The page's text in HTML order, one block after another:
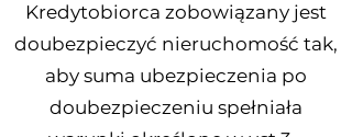
Kredytobiorca zobowiązany jest
doubezpieczyć nieruchomość tak,
aby suma ubezpieczenia po
doubezpieczeniu spełniała